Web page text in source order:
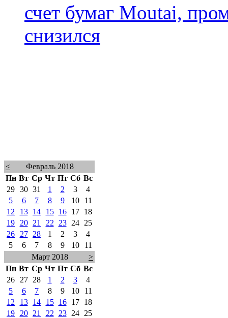
счет бумаг Moutai,
снизился
<
Февраль 2018
Пн Вт Ср Чт Пт Сб Вс
29 30 31 1 2 3
4
5
6 7 8 9 10
11
12
13 14 15 16 17
18
19
20 21 22 23 24
25
26
27 28 1 2 3
4
5
6 7 8 9 10
11
Март 2018
>
Пн Вт Ср Чт Пт Сб Вс
26
27 28 1 2 3
4
5
6 7 8 9 10
11
12
13 14 15 16 17
18
19
20 21 22 23 24
25